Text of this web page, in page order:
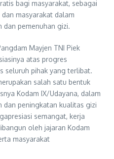
bagi masyarakat, sebagai
masyarakat dalam
dan pemenuhan gizi.
Mayjen TNI Piek
atas progres
seluruh pihak yang terlibat.
salah satu bentuk
Kodam IX/Udayana, dalam
dan peningkatan kualitas gizi
semangat, kerja
oleh jajaran Kodam
masyarakat